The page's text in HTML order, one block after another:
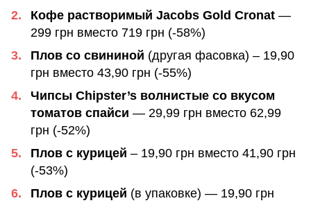
Кофе растворимый Jacobs Gold Cronat —
299 грн вместо 719 грн (-58%)
Плов со свининой (другая фасовка) – 19,90
грн вместо 43,90 грн (-55%)
Чипсы Chipster’s волнистые со вкусом
томатов спайси — 29,99 грн вместо 62,99
грн (-52%)
Плов с курицей – 19,90 грн вместо 41,90 грн
(-53%)
Плов с курицей (в упаковке) — 19,90 грн